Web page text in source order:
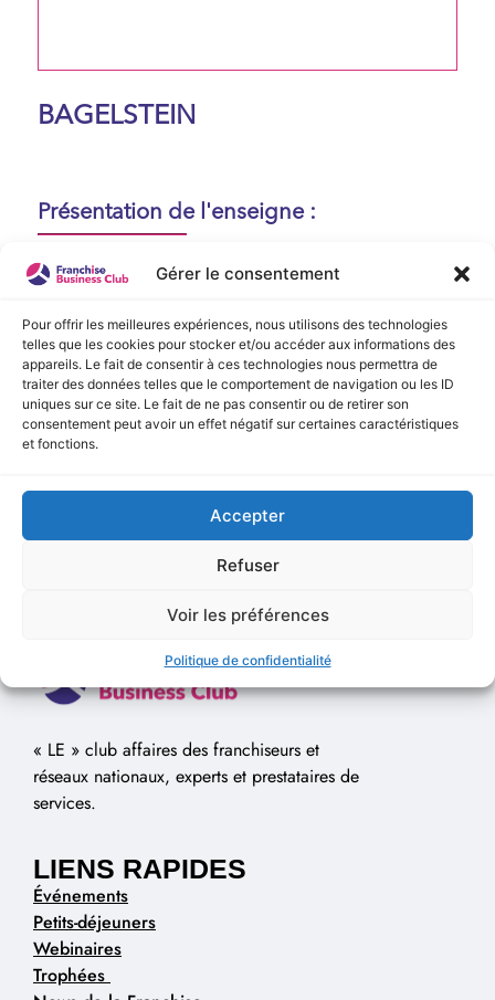
Gérer le consentement
Pour offrir les meilleures expériences, nous utilisons des technologies
telles que les cookies pour stocker et/ou accéder aux informations des
appareils. Le fait de consentir à ces technologies nous permettra de
traiter des données telles que le comportement de navigation ou les ID
uniques sur ce site. Le fait de ne pas consentir ou de retirer son
consentement peut avoir un effet négatif sur certaines caractéristiques
et fonctions.
Accepter
Refuser
Voir les préférences
Politique de confidentialité
BAGELSTEIN
Présentation de l'enseigne :
Aucune présentation n'est disponible
actuellement !
Vidéo de Présentation
Aucune vidéo disponible.
« LE » club affaires des franchiseurs et
réseaux nationaux, experts et prestataires de
services.
LIENS RAPIDES
Événements
Petits-déjeuners
Webinaires
Trophées